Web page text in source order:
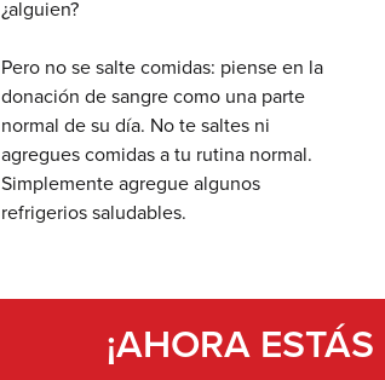
¿alguien?
Pero no se salte comidas: piense en la
donación de sangre como una parte
normal de su día. No te saltes ni
agregues comidas a tu rutina normal.
Simplemente agregue algunos
refrigerios saludables.
¡AHORA